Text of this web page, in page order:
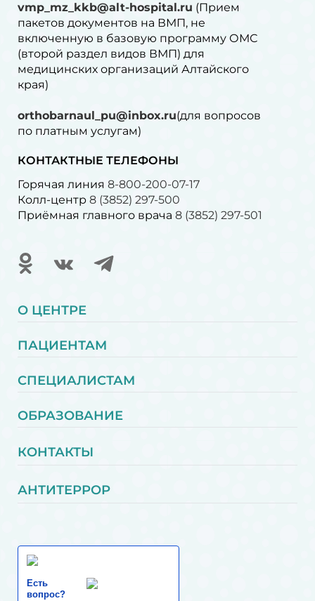
vmp_mz_kkb@alt-hospital.ru (Прием
пакетов документов на ВМП, не
включенную в базовую программу ОМС
(второй раздел видов ВМП) для
медицинских организаций Алтайского
края)
orthobarnaul_pu@inbox.ru(для вопросов
по платным услугам)⁠
КОНТАКТНЫЕ ТЕЛЕФОНЫ
Горячая линия 8-800-200-07-17
Колл-центр 8 (3852) 297-500
Приёмная главного врача 8 (3852) 297-501
О ЦЕНТРЕ
ПАЦИЕНТАМ
СПЕЦИАЛИСТАМ
ОБРАЗОВАНИЕ
КОНТАКТЫ
АНТИТЕРРОР
Есть
вопрос?